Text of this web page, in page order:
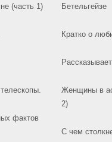
(часть 1)
фактов
Бетельгейзе
Кратко о
Женщины в
2)
С чем